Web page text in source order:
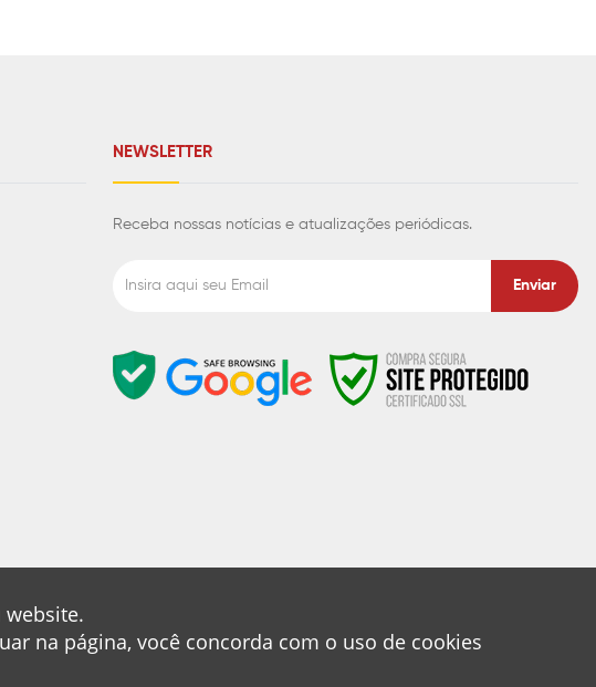
NEWSLETTER
Receba nossas notícias e atualizações periódicas.
Enviar
website.
na página, você concorda com o uso de cookies